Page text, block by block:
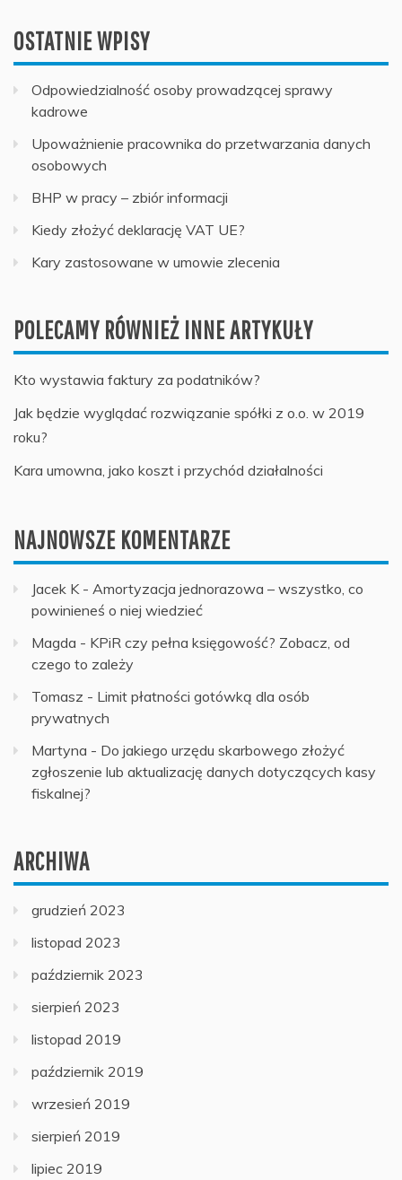
OSTATNIE WPISY
Odpowiedzialność osoby prowadzącej sprawy
kadrowe
Upoważnienie pracownika do przetwarzania danych
osobowych
BHP w pracy – zbiór informacji
Kiedy złożyć deklarację VAT UE?
Kary zastosowane w umowie zlecenia
POLECAMY RÓWNIEŻ INNE ARTYKUŁY
Kto wystawia faktury za podatników?
Jak będzie wyglądać rozwiązanie spółki z o.o. w 2019
roku?
Kara umowna, jako koszt i przychód działalności
NAJNOWSZE KOMENTARZE
Jacek K- Amortyzacja jednorazowa – wszystko, co
powinieneś o niej wiedzieć
Magda - KPiR czy pełna księgowość? Zobacz, od
czego to zależy
Tomasz - Limit płatności gotówką dla osób
prywatnych
Martyna - Do jakiego urzędu skarbowego złożyć
zgłoszenie lub aktualizację danych dotyczących kasy
fiskalnej?
ARCHIWA
grudzień 2023
listopad 2023
październik 2023
sierpień 2023
listopad 2019
październik 2019
wrzesień 2019
sierpień 2019
lipiec 2019